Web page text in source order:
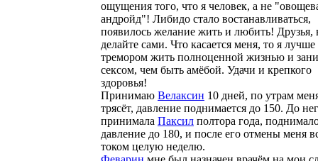
ощущения того, что я человек, а не
андройд"! Либидо стало востанавливаться,
появилось желание жить и любить!
делайте сами. Что касается меня, то я лучше
тремором жить полноценной жизнью и
сексом, чем быть амёбой. Удачи и крепкого
здоровья!
Принимаю Велаксин 10 дней, по утрам
трясёт, давление поднимается до 150. До
принимала Паксил полтора года,
давление до 180, и после его отмены меня
током целую неделю.